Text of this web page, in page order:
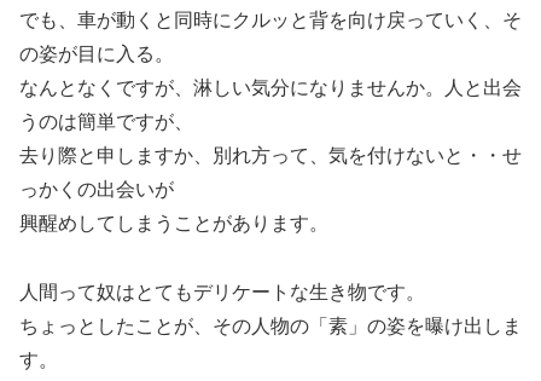
でも、車が動くと同時にクルッと背を向け戻っていく、そ
の姿が目に入る。
なんとなくですが、淋しい気分になりませんか。人と出会
うのは簡単ですが、
去り際と申しますか、別れ方って、気を付けないと・・せ
っかくの出会いが
興醒めしてしまうことがあります。
人間って奴はとてもデリケートな生き物です。
ちょっとしたことが、その人物の「素」の姿を曝け出しま
す。